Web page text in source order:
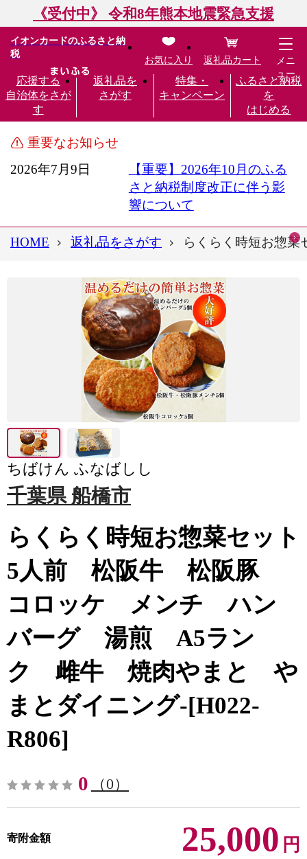
《受付中》 令和8年熊本地震緊急支援
イオンカードのふるさと納
税
応援する
自治体をさが
す
返礼品を
さがす
特集・
キャンペーン
ふるさと納税
を
はじめる
お気に入り 返礼品カート
メニ
ュー
重要なお知らせ
2026年7月9日
【重要】2026年10月のふる
さと納税制度改正に伴う影
響について
HOME 返礼品をさがす らくらく時短お
ちばけん ふなばしし
千葉県 船橋市
らくらく時短お惣菜セット
5人前 松阪牛 松阪豚
コロッケ メンチ ハン
バーグ 湯煎 A5ラン
ク 雌牛 焼肉やまと や
まとダイニング-[H022-
R806]
0 （0）
寄附金額 25,000 円